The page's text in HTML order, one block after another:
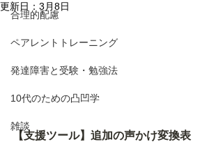
合理的配慮
ペアレントトレーニング
発達障害と受験・勉強法
10代のための凸凹学
雑談
更新日： 3月8日
【支援ツール】追加の声かけ変換表